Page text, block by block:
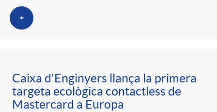
+
Caixa d'Enginyers llança la primera
targeta ecològica contactless de
Mastercard a Europa